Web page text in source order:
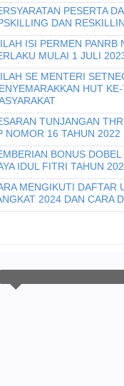
PESERTA
DAN
ISI PERMEN PANRB
MULAI 1 JULI
SE MENTERI
HUT
TUNJANGAN
NOMOR 16 TAHUN 2022
BONUS
IDUL FITRI TAHUN
MENGIKUTI DAFTAR
2024 DAN CARA